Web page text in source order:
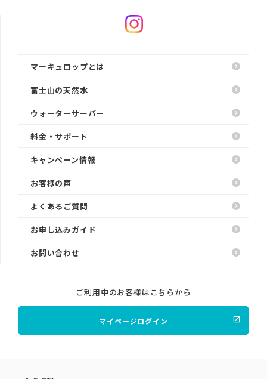
マーキュロップとは
富士山の天然水
ウォーターサーバー
料金・サポート
キャンペーン情報
お客様の声
よくあるご質問
お申し込みガイド
お問い合わせ
ご利用中のお客様はこちらから
マイページログイン